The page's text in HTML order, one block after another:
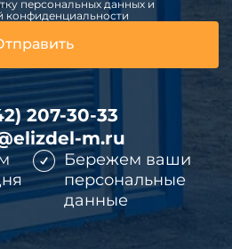
персональных данных и
конфиденциальности
207-30-33
m.ru
Бережем ваши
персональные
данные